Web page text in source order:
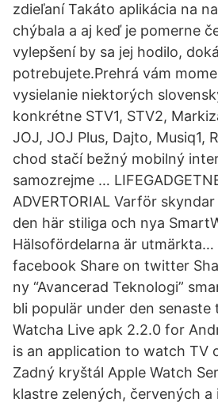
zdieľaní Takáto aplikácia na
chýbala a aj keď je pomerne
vylepšení by sa jej hodilo,
potrebujete.Prehrá vám
vysielanie niektorých
konkrétne STV1, STV2,
JOJ, JOJ Plus, Dajto, Musiq1,
chod stačí bežný mobilný
samozrejme …
ADVERTORIAL Varför
den här stiliga och nya
Hälsofördelarna är utmärkta…
facebook Share on twitter
ny “Avancerad Teknologi”
bli populär under den
Watcha Live apk 2.2.0 for
is an application to watch TV
Zadný kryštál Apple Watch
klastre zelených, červených